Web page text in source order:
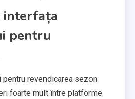
interfața
pentru
revendicarea sezon
foarte mult între platforme